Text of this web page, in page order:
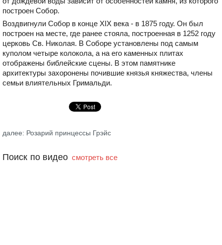
построен Собор.
Воздвигнули Собор в конце XIX века - в 1875 году. Он был
построен на месте, где ранее стояла, построенная в 1252 году
церковь Св. Николая. В Соборе установлены под самым
куполом четыре колокола, а на его каменных плитах
отображены библейские сцены. В этом памятнике
архитектуры захоронены почившие князья княжества, члены
семьи влиятельных Гримальди.
далее: Розарий принцессы Грэйс
Поиск по видео смотреть все